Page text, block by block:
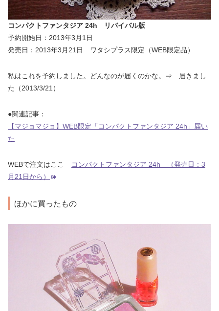
コンパクトファンタジア 24h リバイバル版
予約開始日：2013年3月1日
発売日：2013年3月21日 ワタシプラス限定（WEB限定品）
私はこれを予約しました。どんなのが届くのかな。⇒ 届きまし
た（2013/3/21）
●関連記事：
【マジョマジョ】WEB限定「コンパクトファンタジア 24h」届い
た
WEBで注文はここ
コンパクトファンタジア 24h （発売日：3
月21日から）
ほかに買ったもの